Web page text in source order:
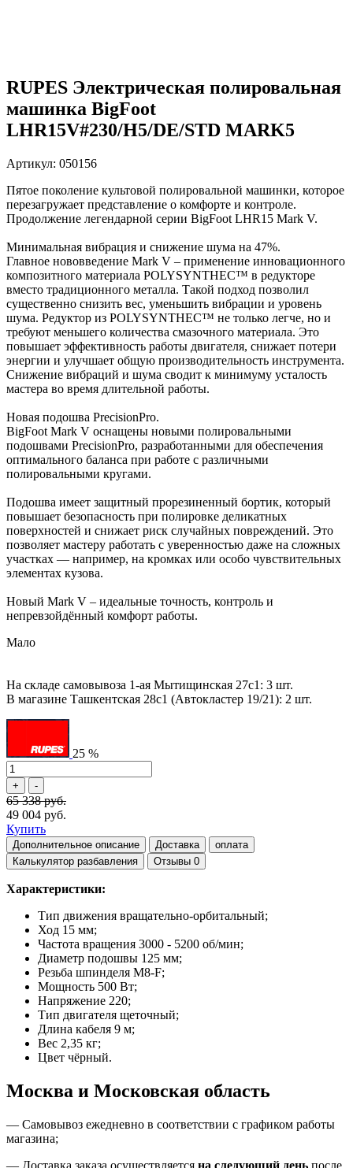
RUPES Электрическая полировальная
машинка BigFoot
LHR15V#230/H5/DE/STD MARK5
Артикул: 050156
Пятое поколение культовой полировальной машинки, которое
перезагружает представление о комфорте и контроле.
Продолжение легендарной серии BigFoot LHR15 Mark V.
Минимальная вибрация и снижение шума на 47%.
Главное нововведение Mark V – применение инновационного
композитного материала POLYSYNTHEC™ в редукторе
вместо традиционного металла. Такой подход позволил
существенно снизить вес, уменьшить вибрации и уровень
шума. Редуктор из POLYSYNTHEC™ не только легче, но и
требуют меньшего количества смазочного материала. Это
повышает эффективность работы двигателя, снижает потери
энергии и улучшает общую производительность инструмента.
Снижение вибраций и шума сводит к минимуму усталость
мастера во время длительной работы.
Новая подошва PrecisionPro.
BigFoot Mark V оснащены новыми полировальными
подошвами PrecisionPro, разработанными для обеспечения
оптимального баланса при работе с различными
полировальными кругами.
Подошва имеет защитный прорезиненный бортик, который
повышает безопасность при полировке деликатных
поверхностей и снижает риск случайных повреждений. Это
позволяет мастеру работать с уверенностью даже на сложных
участках — например, на кромках или особо чувствительных
элементах кузова.
Новый Mark V – идеальные точность, контроль и
непревзойдённый комфорт работы.
Мало
На складе самовывоза 1-ая Мытищинская 27с1: 3 шт.
В магазине Ташкентская 28с1 (Автокластер 19/21): 2 шт.
25 %
65 338 руб.
49 004 руб.
Купить
Дополнительное описание Доставка
оплата
Калькулятор разбавления
Отзывы 0
Характеристики:
Тип движения вращательно-орбитальный;
Ход 15 мм;
Частота вращения 3000 - 5200 об/мин;
Диаметр подошвы 125 мм;
Резьба шпинделя M8-F;
Мощность 500 Вт;
Напряжение 220;
Тип двигателя щеточный;
Длина кабеля 9 м;
Вес 2,35 кг;
Цвет чёрный.
Москва и Московская область
— Самовывоз ежедневно в соответствии с графиком работы
магазина;